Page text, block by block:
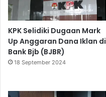
KPK Selidiki Dugaan Mark
Up Anggaran Dana Iklan di
Bank Bjb (BJBR)
18 September 2024